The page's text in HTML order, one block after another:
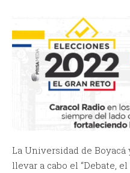
La Universidad de Boyacá
llevar a cabo el “Debate,